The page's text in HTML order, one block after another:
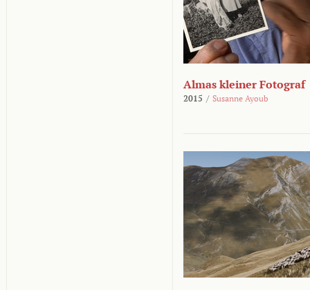
Almas kleiner Fotograf
2015 / Susanne Ayoub